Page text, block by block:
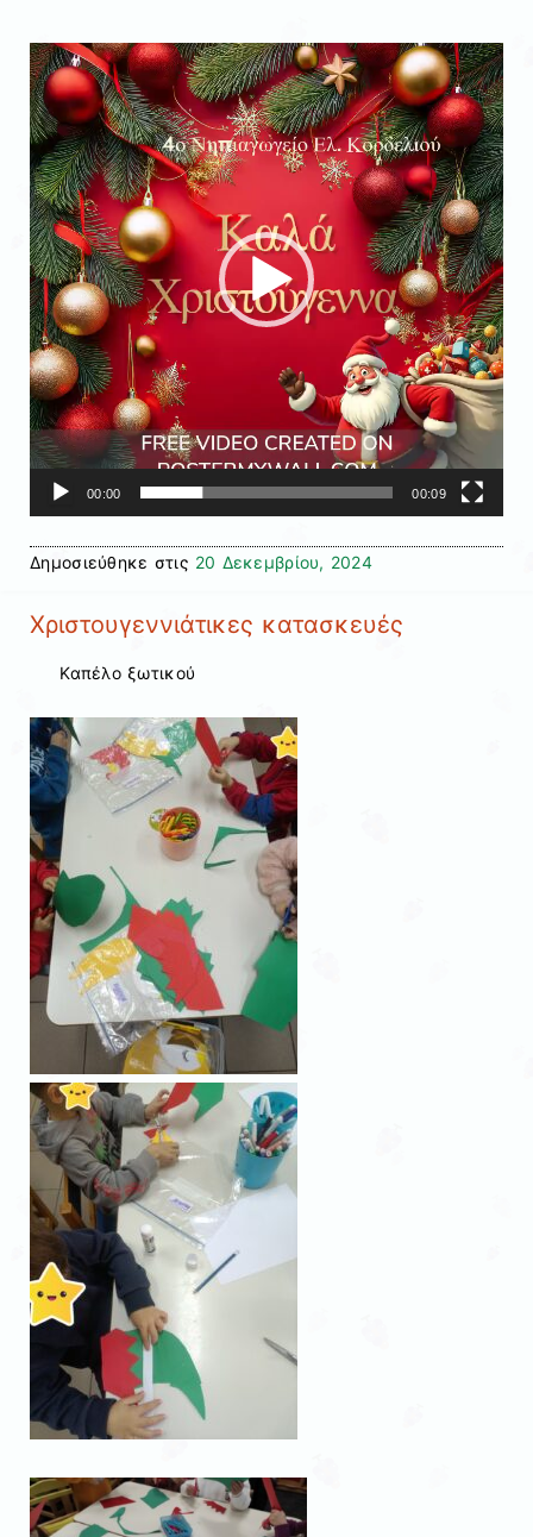
Αναπαραγωγής
Βίντεο
00:00 00:09
Δημοσιεύθηκε στις 20 Δεκεμβρίου, 2024
Χριστουγεννιάτικες κατασκευές
Καπέλο ξωτικού